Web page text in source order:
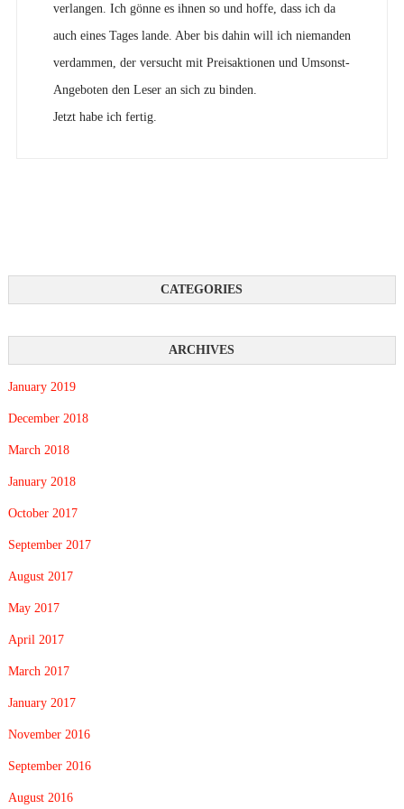
verlangen. Ich gönne es ihnen so und hoffe, dass ich da
auch eines Tages lande. Aber bis dahin will ich niemanden
verdammen, der versucht mit Preisaktionen und Umsonst-
Angeboten den Leser an sich zu binden.
Jetzt habe ich fertig.
January 2019
December 2018
March 2018
January 2018
October 2017
September 2017
August 2017
May 2017
April 2017
March 2017
January 2017
November 2016
September 2016
August 2016